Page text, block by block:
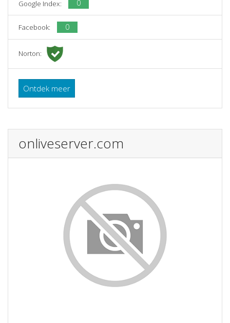
Google Index: 0
Facebook: 0
Norton:
Ontdek meer
onliveserver.com